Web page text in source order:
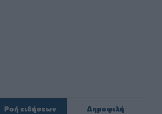
Ροή ειδήσεων Δημοφιλή